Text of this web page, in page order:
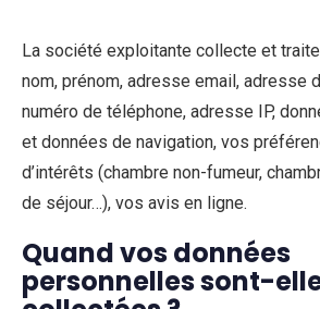
La société exploitante collecte et
nom, prénom, adresse email, adresse
numéro de téléphone, adresse IP,
et données de navigation, vos
d’intérêts (chambre non-fumeur,
de séjour…), vos avis en ligne.
Quand vos données
personnelles sont-